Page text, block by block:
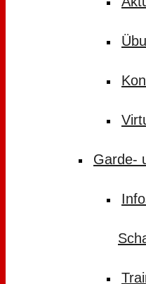
Garde-